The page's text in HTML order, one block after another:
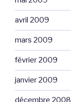
avril 2009
mars 2009
février 2009
janvier 2009
décembre 2008